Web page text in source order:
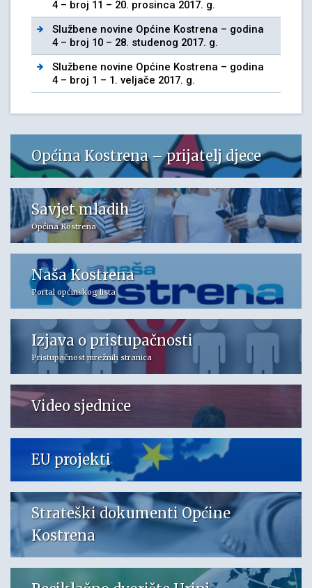
4 – broj 11 – 20. prosinca 2017. g.
Službene novine Općine Kostrena – godina
4 – broj 10 – 28. studenog 2017. g.
Službene novine Općine Kostrena – godina
4 – broj 1 – 1. veljače 2017. g.
Općina Kostrena – prijatelj djece
Savjet mladih
Općina Kostrena
Naša Kostrena
Portal općinskog lista
Izjava o pristupačnosti
Pristupačnost mrežnih stranica
Video sjednice
EU projekti
Strateški dokumenti Općine
Kostrena